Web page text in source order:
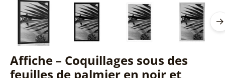
Affiche – Coquillages sous des
feuilles de palmier en noir et